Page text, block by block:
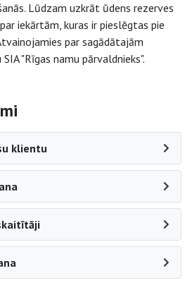
Lūdzam uzkrāt ūdens rezerves
iekārtām, kuras ir pieslēgtas pie
par sagādātajām
"Rīgas namu pārvaldnieks".
klientu